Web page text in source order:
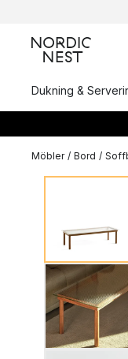
Dukning &
Möbler / Bord /